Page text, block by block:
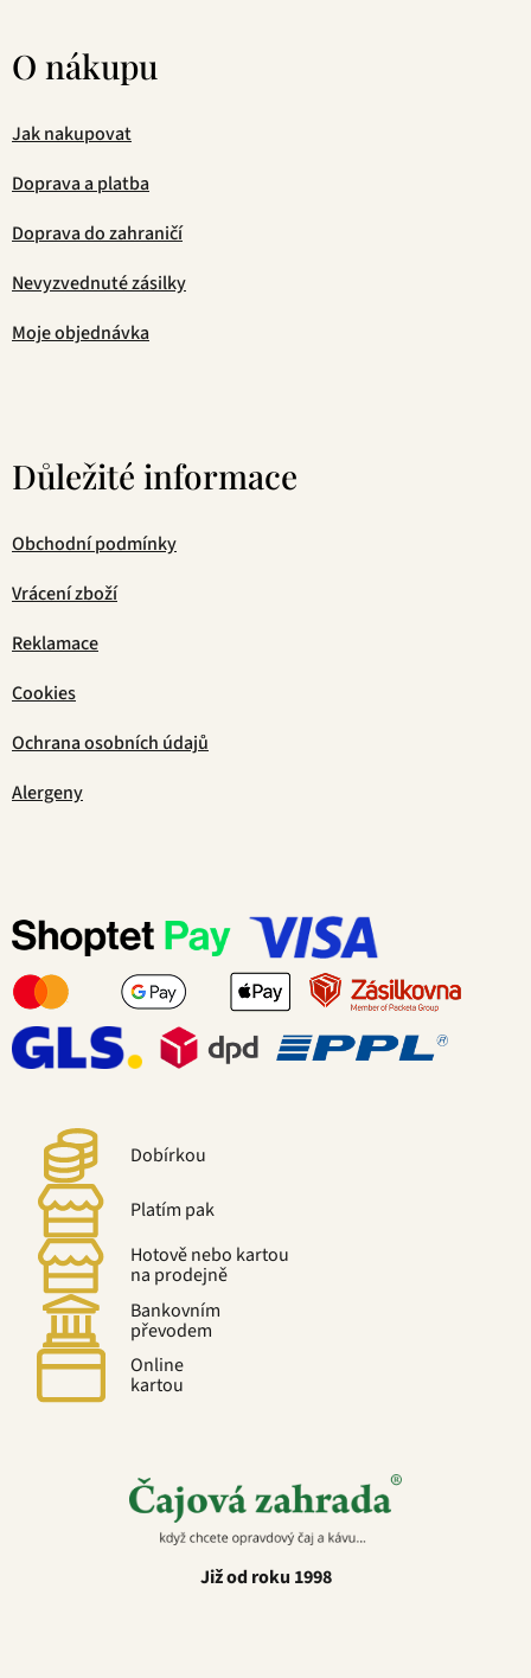
O nákupu
Jak nakupovat
Doprava a platba
Doprava do zahraničí
Nevyzvednuté zásilky
Moje objednávka
Důležité informace
Obchodní podmínky
Vrácení zboží
Reklamace
Cookies
Ochrana osobních údajů
Alergeny
Dobírkou
Platím pak
Hotově nebo kartou
na prodejně
Bankovním
převodem
Online
kartou
Již od roku 1998